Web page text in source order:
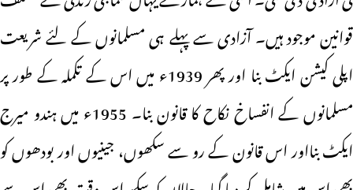
قوانین موجود ہیں۔ آزادی سے پہلے ہی مسلمانوں کے لئے شریعت
اپلی کیشن ایکٹ بنا اور پھر 1939ء میں اس کے تکملہ کے طور پر
مسلمانوں کے انفساخ نکاح کا قانون بنا۔ 1955ء میں ہندو میرج
ایکٹ بنااور اس قانون کے رو سے سکھوں، جینیوں اور بودھوں کو